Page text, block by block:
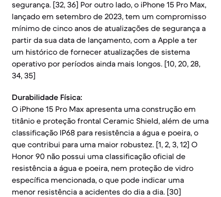
segurança. [32, 36] Por outro lado, o iPhone 15 Pro Max,
lançado em setembro de 2023, tem um compromisso
mínimo de cinco anos de atualizações de segurança a
partir da sua data de lançamento, com a Apple a ter
um histórico de fornecer atualizações de sistema
operativo por períodos ainda mais longos. [10, 20, 28,
34, 35]
Durabilidade Física:
O iPhone 15 Pro Max apresenta uma construção em
titânio e proteção frontal Ceramic Shield, além de uma
classificação IP68 para resistência a água e poeira, o
que contribui para uma maior robustez. [1, 2, 3, 12] O
Honor 90 não possui uma classificação oficial de
resistência a água e poeira, nem proteção de vidro
específica mencionada, o que pode indicar uma
menor resistência a acidentes do dia a dia. [30]